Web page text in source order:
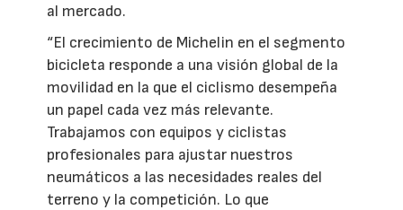
al mercado.
“El crecimiento de Michelin en el segmento
bicicleta responde a una visión global de la
movilidad en la que el ciclismo desempeña
un papel cada vez más relevante.
Trabajamos con equipos y ciclistas
profesionales para ajustar nuestros
neumáticos a las necesidades reales del
terreno y la competición. Lo que